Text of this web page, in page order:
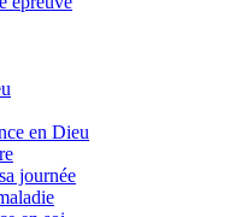
en Dieu
journée